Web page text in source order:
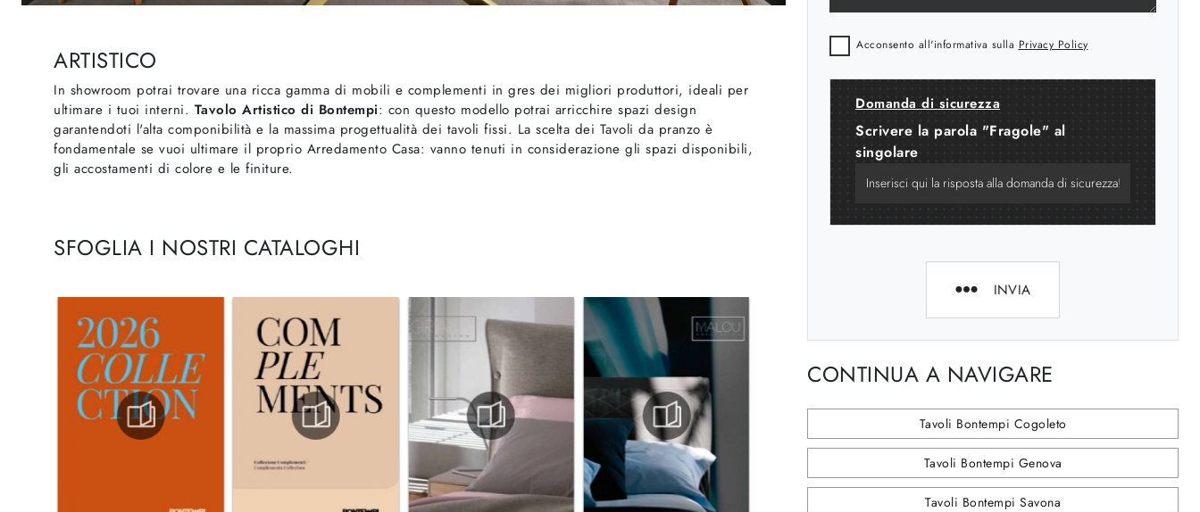
ARTISTICO
In showroom potrai trovare una ricca gamma di mobili e complementi in gres dei migliori produttori, ideali per
ultimare i tuoi interni. Tavolo Artistico di Bontempi: con questo modello potrai arricchire spazi design
garantendoti l'alta componibilità e la massima progettualità dei tavoli fissi. La scelta dei Tavoli da pranzo è
fondamentale se vuoi ultimare il proprio Arredamento Casa: vanno tenuti in considerazione gli spazi disponibili,
gli accostamenti di colore e le finiture.
SFOGLIA I NOSTRI CATALOGHI
Acconsento all'informativa sulla Privacy Policy
Domanda di sicurezza
Scrivere la parola "Fragole" al
singolare
INVIA
CONTINUA A NAVIGARE
Tavoli Bontempi Cogoleto
Tavoli Bontempi Genova
Tavoli Bontempi Savona